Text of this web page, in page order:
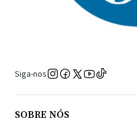
Siga-nos
SOBRE NÓS